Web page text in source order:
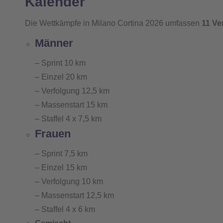
Die Wettkämpfe in Milano Cortina 2026 umfassen 11
Männer
– Sprint 10 km
– Einzel 20 km
– Verfolgung 12,5 km
– Massenstart 15 km
– Staffel 4 x 7,5 km
Frauen
– Sprint 7,5 km
– Einzel 15 km
– Verfolgung 10 km
– Massenstart 12,5 km
– Staffel 4 x 6 km